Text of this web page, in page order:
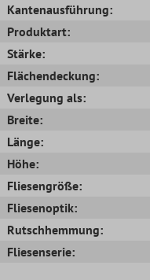
Kantenausführung:
Produktart:
Stärke:
Flächendeckung:
Verlegung als:
Breite:
Länge:
Höhe:
Fliesengröße:
Fliesenoptik:
Rutschhemmung:
Fliesenserie: